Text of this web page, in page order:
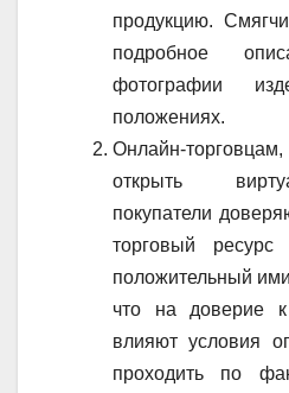
продукцию.
подробное
фотографии
положениях.
Онлайн-
открыть
покупатели
торговый ресурс
положительный
что на доверие к
влияют условия
проходить по